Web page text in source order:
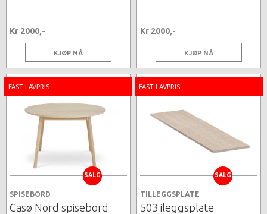
Kr 2000,-
KJØP NÅ
Kr 2000,-
KJØP NÅ
FAST LAVPRIS
SALG
SPISEBORD
Casø Nord spisebord
FAST LAVPRIS
SALG
TILLEGGSPLATE
503 ileggsplate